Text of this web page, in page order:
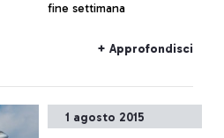
fine settimana
+ Approfondisci
1 agosto 2015